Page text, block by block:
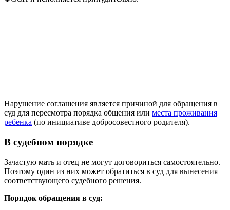
Нарушение соглашения является причиной для обращения в
суд для пересмотра порядка общения или места проживания
ребенка (по инициативе добросовестного родителя).
В судебном порядке
Зачастую мать и отец не могут договориться самостоятельно.
Поэтому один из них может обратиться в суд для вынесения
соответствующего судебного решения.
Порядок обращения в суд: